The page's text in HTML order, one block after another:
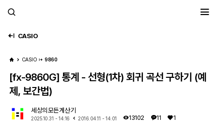
CASIO
CASIO 9860
[fx-9860G] 통계 - 선형(1차) 회귀 곡선 구하기 (예
제, 보간법)
세상의모든계산기
2025.10.31 - 14:16 2016.04.11 - 14:01 13102 11 1